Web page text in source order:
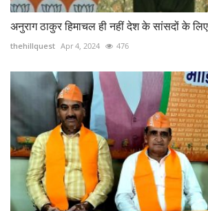
अनुराग ठाकुर हिमाचल ही नहीं देश के सांसदों के
thehillquest Apr 4, 2024 476